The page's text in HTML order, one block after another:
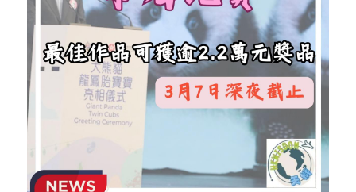
反華推手你要知
反華推手懶人包
民主派騙案十式
反華推手起底
KOL 專欄
林淑芳專欄
屈穎妍專欄
朱庭萱專欄
絕密法庭檔案
醫院口岸爆炸案
屠龍小隊案
吃喝玩指南
關於我們